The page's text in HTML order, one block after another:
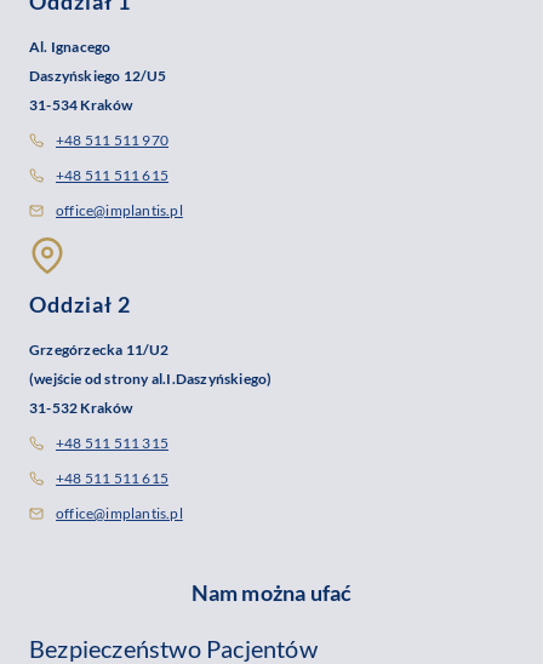
Al. Ignacego
Daszyńskiego 12/U5
31-534 Kraków
+48 511 511 970
+48 511 511 615
office@implantis.pl
Oddział 2
Grzegórzecka 11/U2
(wejście od strony al.I.Daszyńskiego)
31-532 Kraków
+48 511 511 315
+48 511 511 615
office@implantis.pl
Nam można ufać
Bezpieczeństwo Pacjentów